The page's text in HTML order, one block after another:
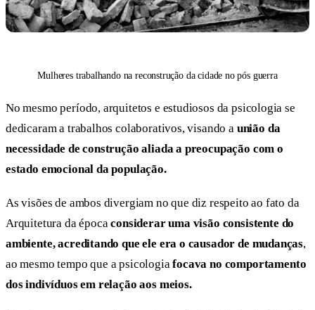
Mulheres trabalhando na reconstrução da cidade no pós guerra
No mesmo período, arquitetos e estudiosos da psicologia se
dedicaram a trabalhos colaborativos, visando a união da
necessidade de construção aliada a preocupação com o
estado emocional da população.
As visões de ambos divergiam no que diz respeito ao fato da
Arquitetura da épocaconsiderar uma visão consistente do
ambiente, acreditando que ele era o causador de mudanças,
ao mesmo tempo que a psicologiafocava no comportamento
dos indivíduos em relação aos meios.